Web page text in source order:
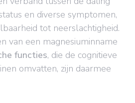
en diverse symptomen,
tot neerslachtigheid.
van een magnesiuminname
functies, die de cognitieve
omvatten, zijn daarmee